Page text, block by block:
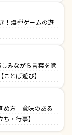
！爆弾ゲームの遊
しみながら言葉を覚
とば遊び】
め方 意味のある
・行事】